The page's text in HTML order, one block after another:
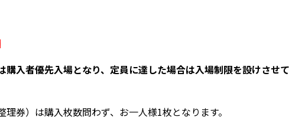
購入者優先入場となり、定員に達した場合は入場制限を設けさせて
券）は購入枚数問わず、お一人様1枚となります。